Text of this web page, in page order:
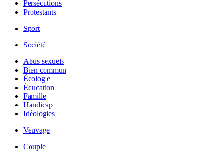
Persécutions
Protestants
Sport
Société
Abus sexuels
Bien commun
Écologie
Éducation
Famille
Handicap
Idéologies
Veuvage
Couple